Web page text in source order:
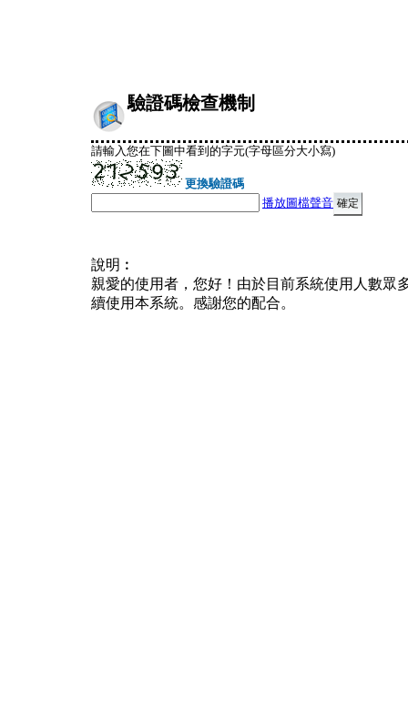
驗證碼檢查機制
請輸入您在下圖中看到的字元(字母區分大小寫)
更換驗證碼
播放圖檔聲音
說明︰
親愛的使用者，您好！由於目前系統使用人數眾
續使用本系統。感謝您的配合。